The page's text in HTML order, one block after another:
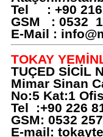
Tel : +90 216
GSM : 0532
E-Mail :
TOKAY
TUÇED SİCİL
Mimar Sinan
No:5 Kat:1
Tel :+90 226
GSM: 0532
E-mail: